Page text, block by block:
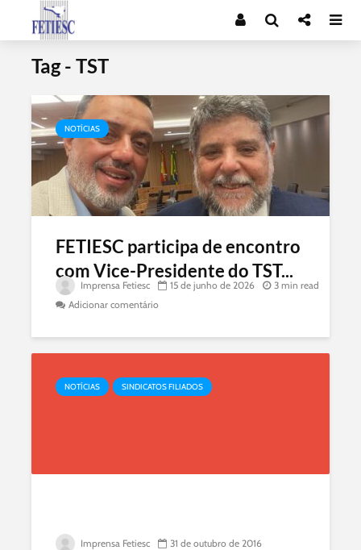
Tag - TST
NOTÍCIAS
FETIESC participa de encontro
com Vice-Presidente do TST...
Imprensa Fetiesc 15 de junho de 2026
3 min read
Adicionar comentário
NOTÍCIAS SINDICATOS FILIADOS
Imprensa Fetiesc
31 de outubro de 2016